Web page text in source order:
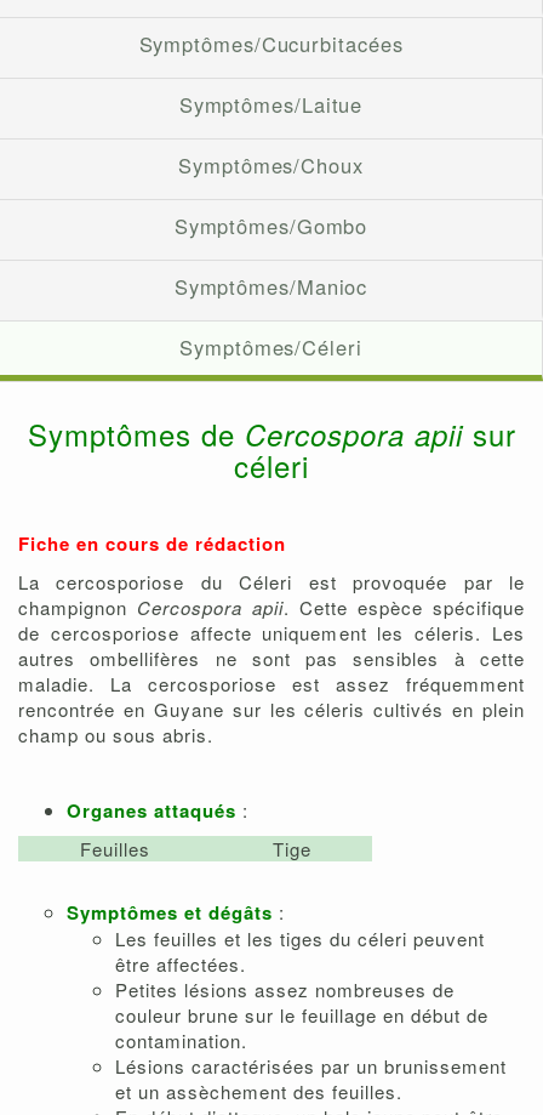
Symptômes/Cucurbitacées
Symptômes/Laitue
Symptômes/Choux
Symptômes/Gombo
Symptômes/Manioc
Symptômes/Céleri
Symptômes de Cercospora apiisur
céleri
Fiche en cours de rédaction
La cercosporiose du Céleri est provoquée par le
champignon Cercospora apii. Cette espèce spécifique
de cercosporiose affecte uniquement les céleris. Les
autres ombellifères ne sont pas sensibles à cette
maladie. La cercosporiose est assez fréquemment
rencontrée en Guyane sur les céleris cultivés en plein
champ ou sous abris.
Organes attaqués :
Feuilles
Tige
Symptômes et dégâts :
Les feuilles et les tiges du céleri peuvent
être affectées.
Petites lésions assez nombreuses de
couleur brune sur le feuillage en début de
contamination.
Lésions caractérisées par un brunissement
et un assèchement des feuilles.